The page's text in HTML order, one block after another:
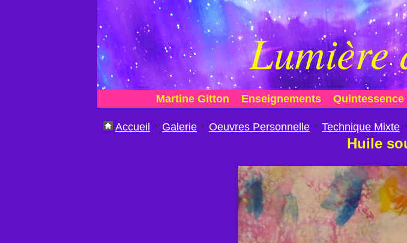
Lumière
Martine Gitton Enseignements Quintessence
Accueil Galerie Oeuvres Personnelle Technique Mixte
Huile